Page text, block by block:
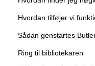
Hvordan tilføjer vi
Sådan genstartes
Ring til bibliotekaren